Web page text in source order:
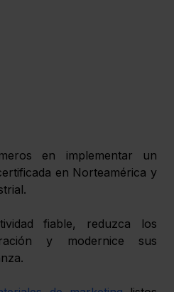
en implementar un
en Norteamérica y
fiable, reduzca los
y modernice sus